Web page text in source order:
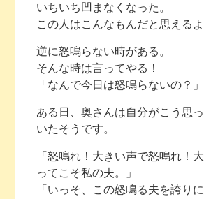
いちいち凹まなくなった。
この人はこんなもんだと思えるよ
逆に怒鳴らない時がある。
そんな時は言ってやる！
「なんで今日は怒鳴らないの？」
ある日、奥さんは自分がこう思
いたそうです。
「怒鳴れ！大きい声で怒鳴れ！
ってこそ私の夫。」
「いっそ、この怒鳴る夫を誇り